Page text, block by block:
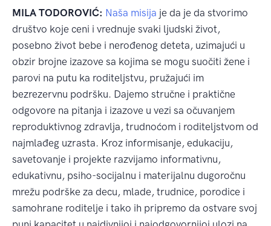
MILA TODOROVIĆ: Naša misija je da je da stvorimo
društvo koje ceni i vrednuje svaki ljudski život,
posebno život bebe i nerođenog deteta, uzimajući u
obzir brojne izazove sa kojima se mogu suočiti žene i
parovi na putu ka roditeljstvu, pružajući im
bezrezervnu podršku. Dajemo stručne i praktične
odgovore na pitanja i izazove u vezi sa očuvanjem
reproduktivnog zdravlja, trudnoćom i roditeljstvom od
najmlađeg uzrasta. Kroz informisanje, edukaciju,
savetovanje i projekte razvijamo informativnu,
edukativnu, psiho-socijalnu i materijalnu dugoročnu
mrežu podrške za decu, mlade, trudnice, porodice i
samohrane roditelje i tako ih pripremo da ostvare svoj